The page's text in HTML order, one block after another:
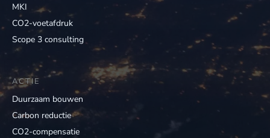
MKI
CO2-voetafdruk
Scope 3 consulting
ACTIE
Duurzaam bouwen
Carbon reductie
CO2-compensatie